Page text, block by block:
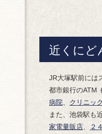
近くにど
JR大塚駅前には
都市銀行のATM
病院
クリニック
また、池袋駅も
家電量販店
２